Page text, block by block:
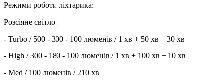
Режими роботи ліхтарика:
Розсіяне світло:
- Turbo / 500 - 300 - 100 люменів / 1 хв + 50 хв + 30 хв
- High / 300 - 180 - 100 люменів / 1 хв + 100 хв + 10 хв
- Med / 100 люменів / 210 хв